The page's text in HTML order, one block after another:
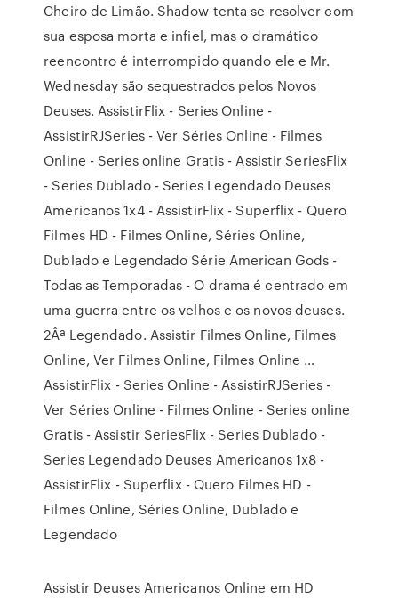
Cheiro de Limão. Shadow tenta se resolver com
sua esposa morta e infiel, mas o dramático
reencontro é interrompido quando ele e Mr.
Wednesday são sequestrados pelos Novos
Deuses. AssistirFlix - Series Online -
AssistirRJSeries - Ver Séries Online - Filmes
Online - Series online Gratis - Assistir SeriesFlix
- Series Dublado - Series Legendado Deuses
Americanos 1x4 - AssistirFlix - Superflix - Quero
Filmes HD - Filmes Online, Séries Online,
Dublado e Legendado Série American Gods -
Todas as Temporadas - O drama é centrado em
uma guerra entre os velhos e os novos deuses.
2Âª Legendado. Assistir Filmes Online, Filmes
Online, Ver Filmes Online, Filmes Online …
AssistirFlix - Series Online - AssistirRJSeries -
Ver Séries Online - Filmes Online - Series online
Gratis - Assistir SeriesFlix - Series Dublado -
Series Legendado Deuses Americanos 1x8 -
AssistirFlix - Superflix - Quero Filmes HD -
Filmes Online, Séries Online, Dublado e
Legendado
Assistir Deuses Americanos Online em HD